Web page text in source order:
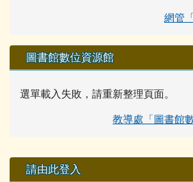
網管
圖書館數位資源館
選單載入失敗，請重新整理頁面。
教導處「圖書館
右邊區域內容
請由此登入